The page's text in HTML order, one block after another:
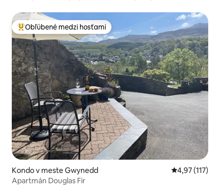
Najobľúbenejšie medzi hosťami
Obľúbené medzi hosťami
Kondo v meste Gwynedd Priemerné
4,97 (117)
Apartmán Douglas Fir